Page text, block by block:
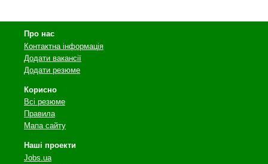
Про нас
Контактна інформація
Додати вакансії
Додати резюме
Корисно
Всі резюме
Правила
Мапа сайту
Наші проекти
Jobs.ua